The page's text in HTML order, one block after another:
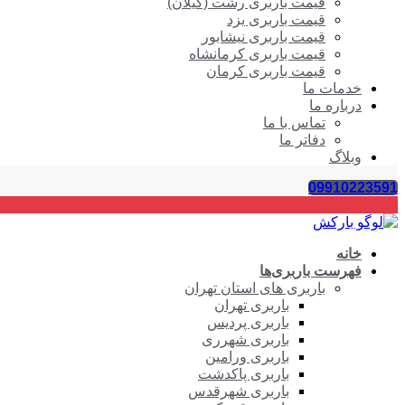
قیمت باربری یزد
قیمت باربری نیشابور
قیمت باربری کرمانشاه
قیمت باربری کرمان
خدمات ما
درباره ما
تماس با ما
دفاتر ما
وبلاگ
09910223591
خانه
فهرست باربری‌ها
باربری های استان تهران
باربری تهران
باربری پردیس
باربری شهرری
باربری ورامین
باربری پاکدشت
باربری شهرقدس